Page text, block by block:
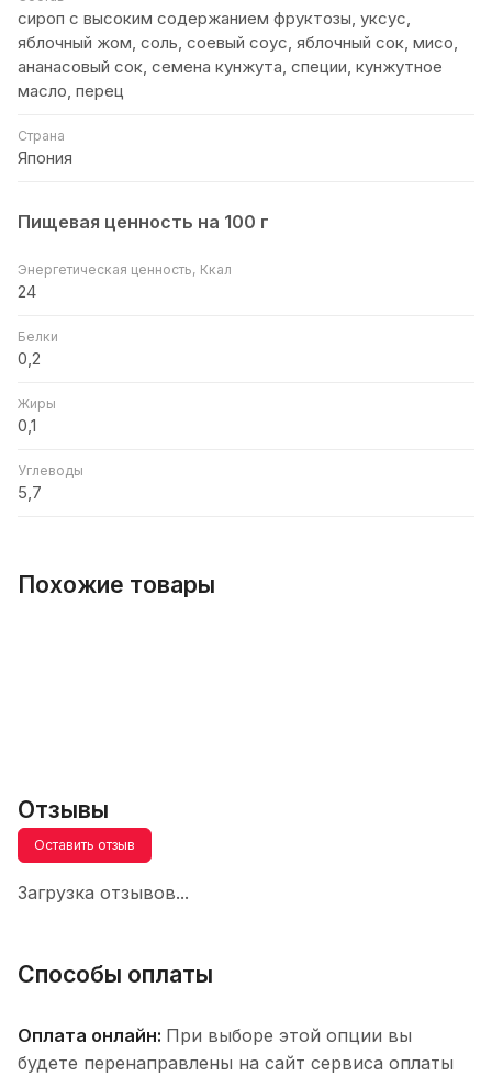
сироп с высоким содержанием фруктозы, уксус,
яблочный жом, соль, соевый соус, яблочный сок, мисо,
ананасовый сок, семена кунжута, специи, кунжутное
масло, перец
Страна
Япония
Пищевая ценность на 100 г
Энергетическая ценность, Ккал
24
Белки
0,2
Жиры
0,1
Углеводы
5,7
Похожие товары
Отзывы
Оставить отзыв
Загрузка отзывов...
Способы оплаты
Оплата онлайн: При выборе этой опции вы
будете перенаправлены на сайт сервиса оплаты